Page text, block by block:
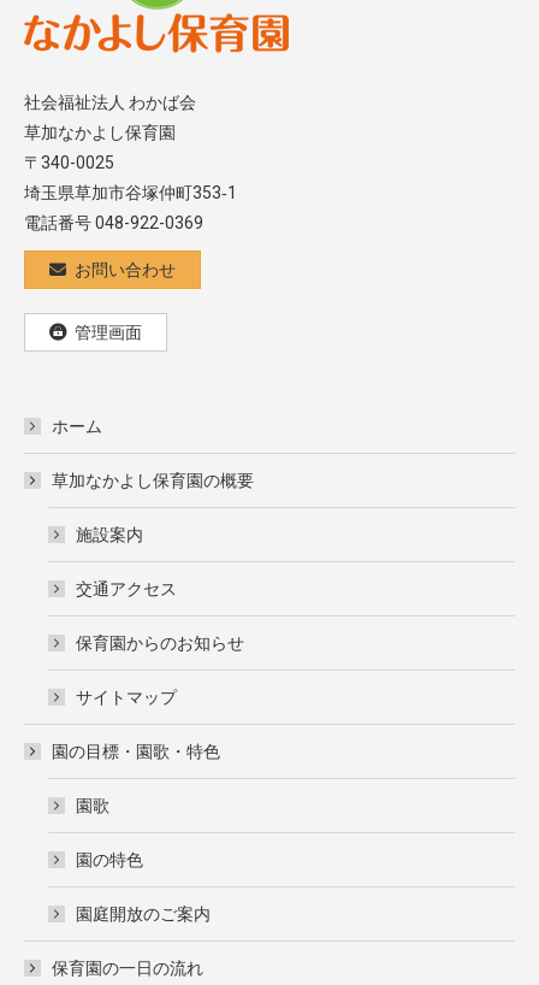
社会福祉法人 わかば会
草加なかよし保育園
〒340-0025
埼玉県草加市谷塚仲町353‐1
電話番号 048-922-0369
お問い合わせ
管理画面
ホーム
草加なかよし保育園の概要
施設案内
交通アクセス
保育園からのお知らせ
サイトマップ
園の目標・園歌・特色
園歌
園の特色
園庭開放のご案内
保育園の一日の流れ